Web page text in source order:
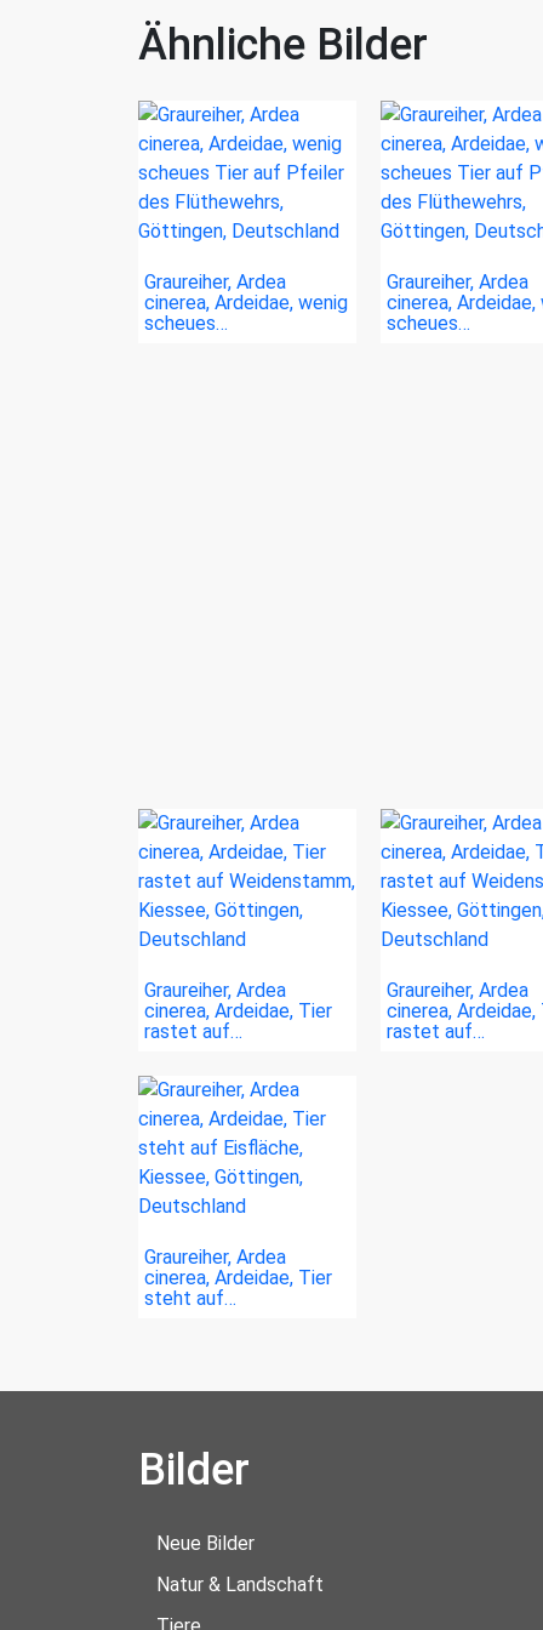
Ähnliche Bilder
Graureiher, Ardea
cinerea, Ardeidae, wenig
scheues…
Graureiher, Ardea
cinerea, Ardeidae,
scheues…
Graureiher, Ardea
cinerea, Ardeidae, Tier
rastet auf…
Graureiher, Ardea
cinerea, Ardeidae,
rastet auf…
Graureiher, Ardea
cinerea, Ardeidae, Tier
steht auf…
Bilder
Neue Bilder
Natur & Landschaft